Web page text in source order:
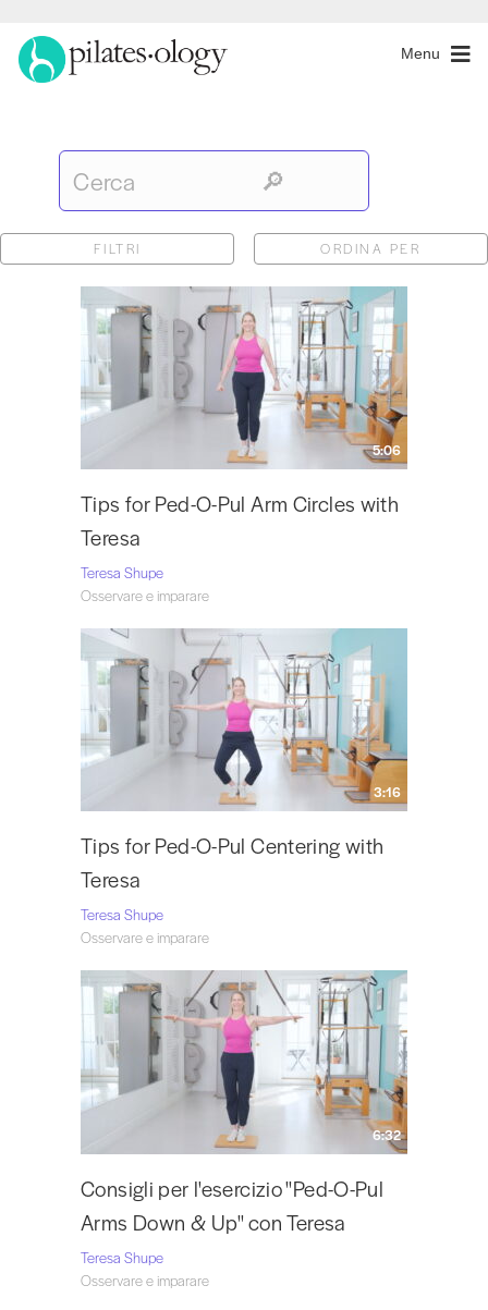
Menu
FILTRI ORDINA PER
5:06
Tips for Ped-O-Pul Arm Circles with
Teresa
Teresa Shupe
Osservare e imparare
3:16
Tips for Ped-O-Pul Centering with
Teresa
Teresa Shupe
Osservare e imparare
6:32
Consigli per l'esercizio "Ped-O-Pul
Arms Down & Up" con Teresa
Teresa Shupe
Osservare e imparare